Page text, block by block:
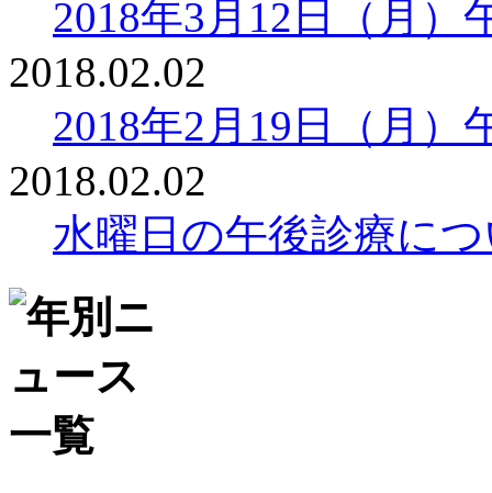
2018年3月12日（月）
2018.02.02
2018年2月19日（月）
2018.02.02
水曜日の午後診療に